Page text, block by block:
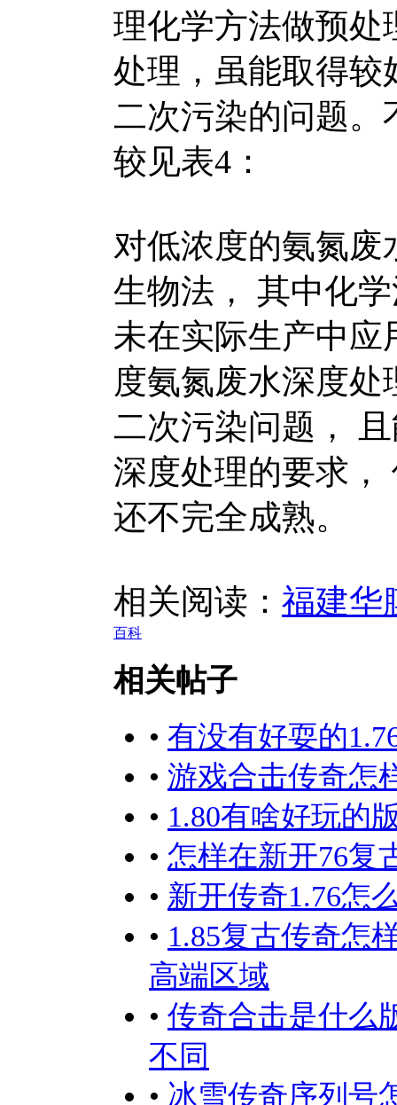
理化学方法做预处
处理，虽能取得较
二次污染的问题。
较见表4：
对低浓度的氨氮
生物法， 其中化
未在实际生产中
度氨氮废水深度
二次污染问题，
深度处理的要求，
还不完全成熟。
相关阅读： 福建华
百科
相关帖子
• 有没有好耍的
• 游戏合击传奇怎
• 1.80有啥好玩的
• 怎样在新开76复
• 新开传奇1.76怎
• 1.85复古传奇怎
高端区域
• 传奇合击是什么
不同
• 冰雪传奇序列号